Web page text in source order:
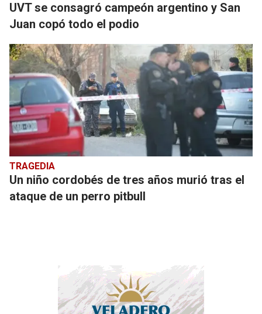
UVT se consagró campeón argentino y San
Juan copó todo el podio
TRAGEDIA
Un niño cordobés de tres años murió tras el
ataque de un perro pitbull